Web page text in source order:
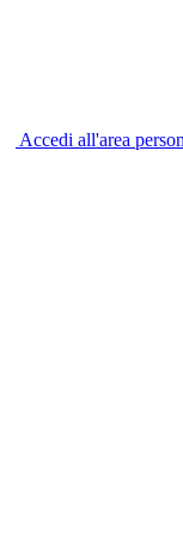
Accedi all'area